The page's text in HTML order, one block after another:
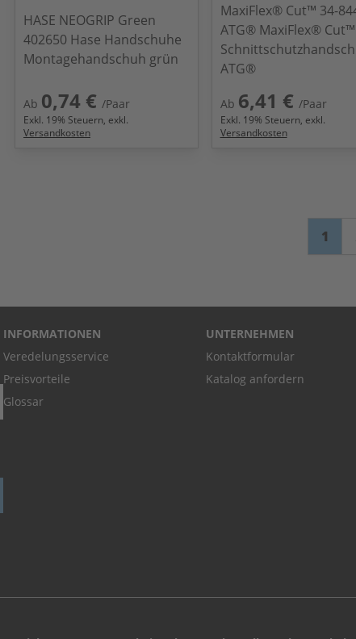
HASE NEOGRIP Green
402650 Hase Handschuhe
Montagehandschuh grün
Ab 0,74 € /Paar
Exkl. 19% Steuern, exkl.
Versandkosten
MaxiFlex® Cut™ 34-
ATG® MaxiFlex® Cut™
ATG®
Ab 6,41 € /Paar
Exkl. 19% Steuern, exkl.
Versandkosten
Sie
1
INFORMATIONEN
Veredelungsservice
Preisvorteile
Glossar
UNTERNEHMEN
Kontaktformular
Katalog anfordern